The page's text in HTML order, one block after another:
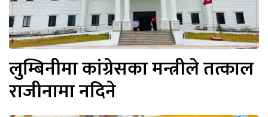
लुम्बिनीमा कांग्रेसका मन्त्रीले तत्काल
राजीनामा नदिने